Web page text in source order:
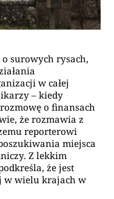
o surowych rysach,
w całej
– kiedy
o finansach
że rozmawia z
reporterowi
miejsca
Z lekkim
że jest
w wielu krajach w